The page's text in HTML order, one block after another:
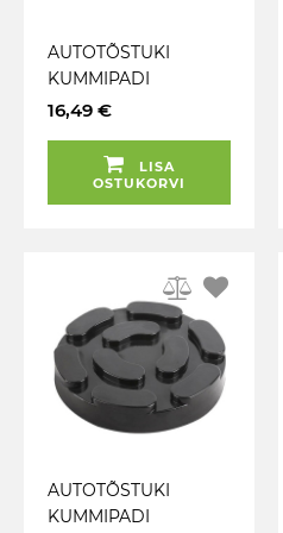
AUTOTÕSTUKI
KUMMIPADI
ÜMMARGUNE 120MM
KINNITUSAVA) JBM
16,49 €
LISA
OSTUKORVI
AUTOTÕSTUKI
KUMMIPADI